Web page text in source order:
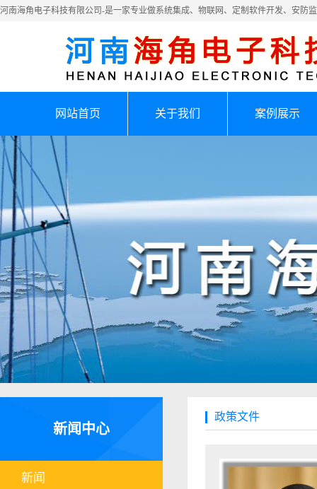
河南海角电子科技有限公司-是一家专业做系统集成、物联网、定制软件开发、安防
网站首页 关于我们 案例展示
新闻中心
新闻
政策文件